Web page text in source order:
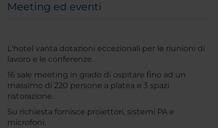
Meeting ed eventi
L'hotel vanta dotazioni eccezionali per le riunioni di
lavoro e le conferenze.
16 sale meeting in grado di ospitare fino ad un
massimo di 220 persone a platea e 3 spazi
ristorazione.
Su richiesta fornisce proiettori, sistemi PA e
microfoni.